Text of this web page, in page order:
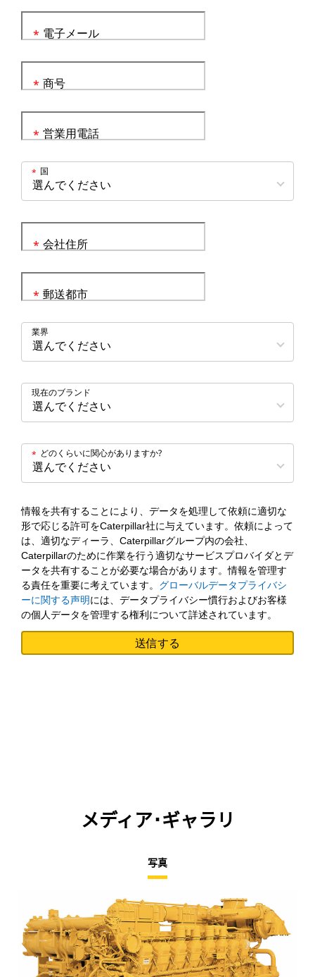
電子メール
*
商号
*
営業用電話
*
国
*
会社住所
*
郵送都市
*
業界
現在のブランド
どのくらいに関心がありますか?
*
情報を共有することにより、データを処理して依頼に適切な
形で応じる許可をCaterpillar社に与えています。依頼によって
は、適切なディーラ、Caterpillarグループ内の会社、
Caterpillarのために作業を行う適切なサービスプロバイダとデ
ータを共有することが必要な場合があります。情報を管理す
る責任を重要に考えています。 グローバルデータプライバシ
ーに関する声明には、データプライバシー慣行およびお客様
の個人データを管理する権利について詳述されています。
メディア･ギャラリ
写真